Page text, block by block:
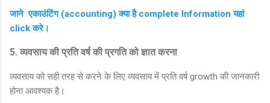
जाने एकाउंटिंग (accounting) क्या है complete Information यहां
click करे।
5. व्यवसाय की प्रति वर्ष की प्रगति को ज्ञात करना
व्यवसाय को सही तरह से करने के लिए व्यवसाय में प्रति वर्ष growth की जानकारी
होना आवश्यक है।